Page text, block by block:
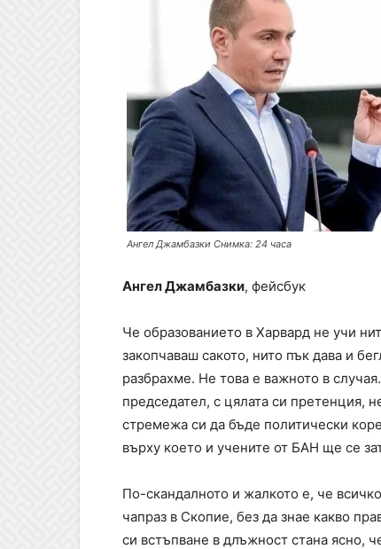
Ангел Джамбазки Снимка: 24 часа
Ангел Джамбазки, фейсбук
Че образованието в Харвард не учи
закопчаваш сакото, нито пък дава и
разбрахме. Не това е важното в
председател, с цялата си претенция,
стремежа си да бъде политически
върху което и учените от БАН ще се
По-скандалното и жалкото е, че
чапраз в Скопие, без да знае какво
си встъпване в длъжност стана ясно,